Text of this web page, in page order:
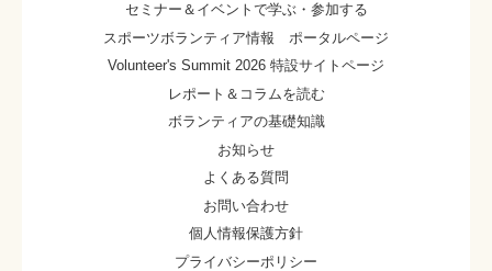
セミナー＆イベントで学ぶ・参加する
スポーツボランティア情報 ポータルページ
Volunteer's Summit 2026 特設サイトページ
レポート＆コラムを読む
ボランティアの基礎知識
お知らせ
よくある質問
お問い合わせ
個人情報保護方針
プライバシーポリシー